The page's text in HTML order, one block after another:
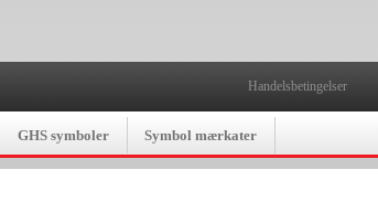
Handelsbetingelser
GHS symboler Symbol mærkater